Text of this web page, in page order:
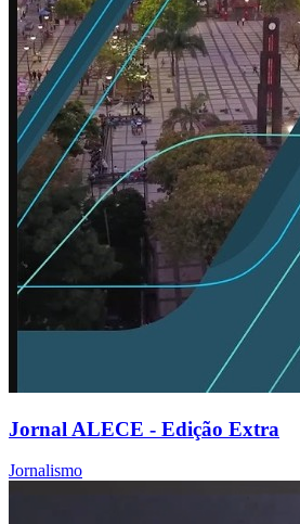
Jornal ALECE - Edição Extra
Jornalismo